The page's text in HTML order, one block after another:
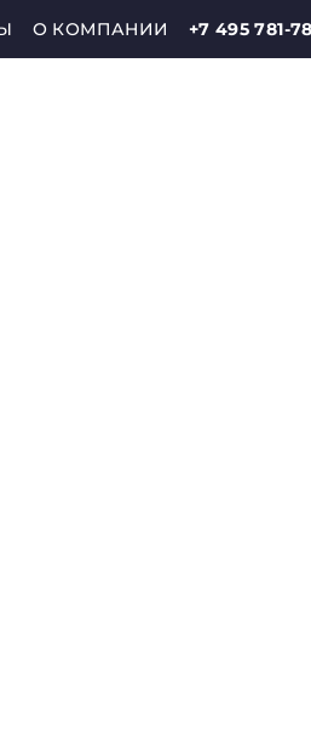
О КОМПАНИИ +7 495 781-